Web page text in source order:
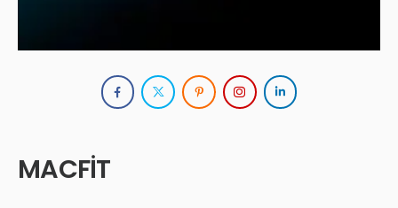
MACFİT